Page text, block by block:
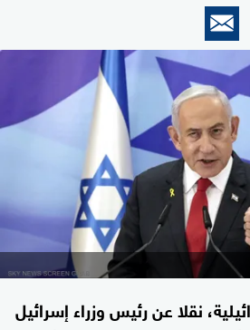
12 الإسرائيلية، نقلا عن رئيس وزراء إسرائيل